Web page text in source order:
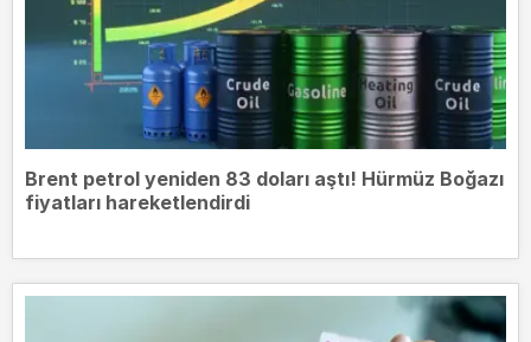
Brent petrol yeniden 83 doları aştı! Hürmüz Boğazı
fiyatları hareketlendirdi